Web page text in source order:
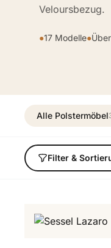
Veloursbezug.
●17 Modelle●
Alle Polstermöbel
Filter &